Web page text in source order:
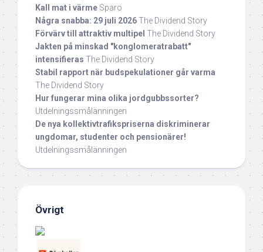
Kall mat i värme Sparo
Några snabba: 29 juli 2026The Dividend Story
Förvärv till attraktiv multipel The Dividend Story
Jakten på minskad "konglomeratrabatt"
intensifieras The Dividend Story
Stabil rapport när budspekulationer går varma
The Dividend Story
Hur fungerar mina olika jordgubbssorter?
Utdelningssmålänningen
De nya kollektivtrafikspriserna diskriminerar
ungdomar, studenter och pensionärer!
Utdelningssmålänningen
Övrigt